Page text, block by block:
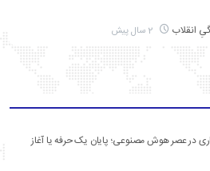
در عصر هوش مصنوعی؛ پایان یک حرفه یا آغاز